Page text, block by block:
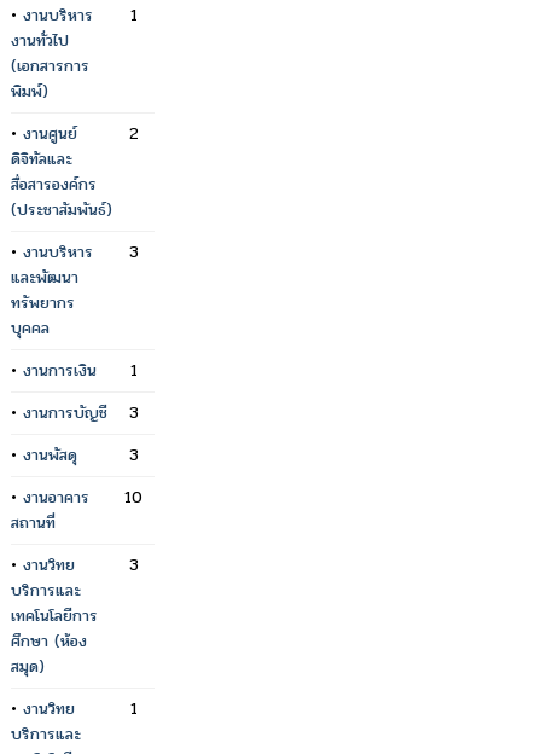
• งานบริหาร
งานทั่วไป
(เอกสารการ
พิมพ์)
1
• งานศูนย์
ดิจิทัลและ
สื่อสารองค์กร
(ประชาสัมพันธ์)
2
• งานบริหาร
และพัฒนา
ทรัพยากร
บุคคล
3
• งานการเงิน
1
• งานการบัญชี
3
• งานพัสดุ
3
• งานอาคาร
สถานที่
10
• งานวิทย
บริการและ
เทคโนโลยีการ
ศึกษา (ห้อง
สมุด)
3
• งานวิทย
บริการและ
1